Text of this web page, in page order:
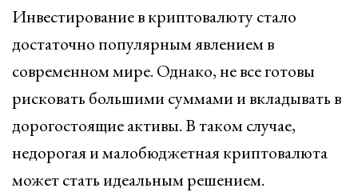
Инвестирование в криптовалюту стало
достаточно популярным явлением в
современном мире. Однако, не все готовы
рисковать большими суммами и вкладывать в
дорогостоящие активы. В таком случае,
недорогая и малобюджетная криптовалюта
может стать идеальным решением.